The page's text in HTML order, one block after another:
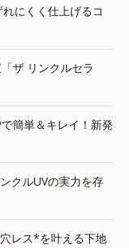
にくく仕上げるコ
ザ リンクルセラ
簡単＆キレイ！新発
クルUVの実力を存
レス*を叶える下地